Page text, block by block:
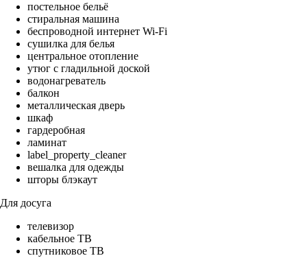
постельное бельё
стиральная машина
беспроводной интернет Wi-Fi
сушилка для белья
центральное отопление
утюг с гладильной доской
водонагреватель
балкон
металлическая дверь
шкаф
гардеробная
ламинат
label_property_cleaner
вешалка для одежды
шторы блэкаут
Для досуга
телевизор
кабельное ТВ
спутниковое ТВ